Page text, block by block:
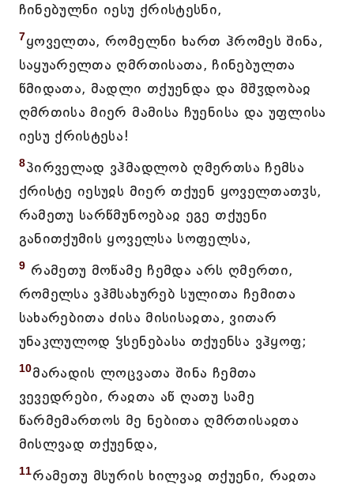
ჩინებულნი იესუ ქრისტესნი,
7ყოველთა, რომელნი ხართ ჰრომეს შინა,
საყუარელთა ღმრთისათა, ჩინებულთა
წმიდათა, მადლი თქუენდა და მშჳდობაჲ
ღმრთისა მიერ მამისა ჩუენისა და უფლისა
იესუ ქრისტესა!
8პირველად ვჰმადლობ ღმერთსა ჩემსა
ქრისტე იესუჲს მიერ თქუენ ყოველთათჳს,
რამეთუ სარწმუნოებაჲ ეგე თქუენი
განითქუმის ყოველსა სოფელსა,
9 რამეთუ მოწამე ჩემდა არს ღმერთი,
რომელსა ვჰმსახურებ სულითა ჩემითა
სახარებითა ძისა მისისაჲთა, ვითარ
უნაკლულოდ ჴსენებასა თქუენსა ვჰყოფ;
10მარადის ლოცვათა შინა ჩემთა
ვევედრები, რაჲთა აწ ღათუ სამე
წარმემართოს მე ნებითა ღმრთისაჲთა
მისლვად თქუენდა,
11რამეთუ მსურის ხილვაჲ თქუენი, რაჲთა